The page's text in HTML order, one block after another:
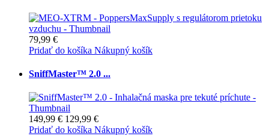
79,99 €
Pridať do košíka Nákupný košík
SniffMaster™ 2.0 ...
149,99 € 129,99 €
Pridať do košíka Nákupný košík